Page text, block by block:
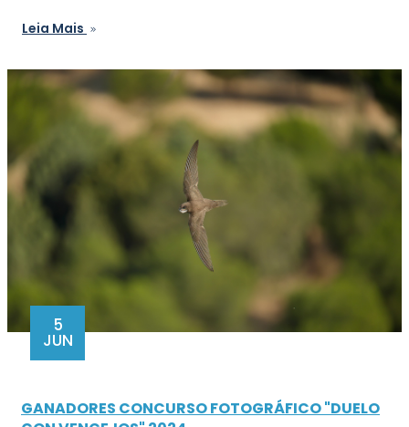
Leia Mais
5
JUN
GANADORES CONCURSO FOTOGRÁFICO "DUELO